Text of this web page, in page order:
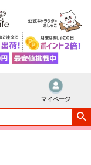
マイページ